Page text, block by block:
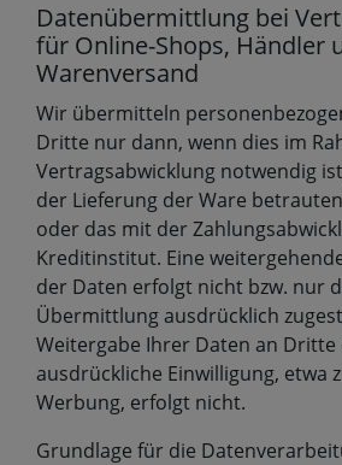
Datenübermittlung bei
für Online-Shops, Händler
Warenversand
Wir übermitteln
Dritte nur dann, wenn dies im
Vertragsabwicklung notwendig
der Lieferung der Ware
oder das mit der
Kreditinstitut. Eine
der Daten erfolgt nicht bzw. nur
Übermittlung ausdrücklich
Weitergabe Ihrer Daten an Dritte
ausdrückliche Einwilligung, etwa
Werbung, erfolgt nicht.
Grundlage für die